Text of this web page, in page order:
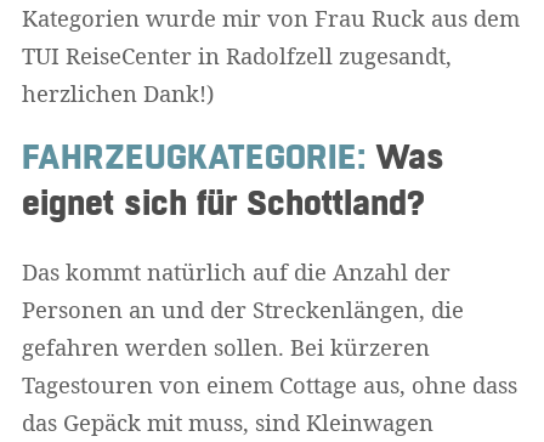
Kategorien wurde mir von Frau Ruck aus dem
TUI ReiseCenter in Radolfzell zugesandt,
herzlichen Dank!)
FAHRZEUGKATEGORIE: Was
eignet sich für Schottland?
Das kommt natürlich auf die Anzahl der
Personen an und der Streckenlängen, die
gefahren werden sollen. Bei kürzeren
Tagestouren von einem Cottage aus, ohne dass
das Gepäck mit muss, sind Kleinwagen